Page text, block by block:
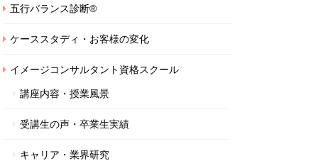
五行バランス診断®
ケーススタディ・お客様の変化
イメージコンサルタント資格スクール
講座内容・授業風景
受講生の声・卒業生実績
キャリア・業界研究